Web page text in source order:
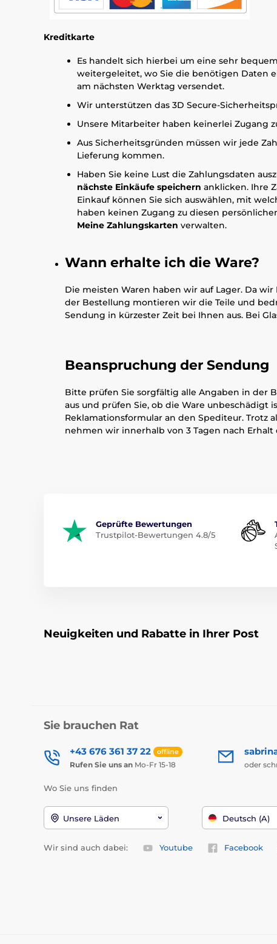
Kreditkarte
Es handelt sich hierbei um eine sehr
weitergeleitet, wo Sie die benötigen Daten
am nächsten Werktag versendet.
Wir unterstützen das 3D Secure-
Unsere Mitarbeiter haben keinerlei Zugang
Aus Sicherheitsgründen müssen wir jede
Lieferung kommen.
Haben Sie keine Lust die Zahlungsdaten
nächste Einkäufe speichern anklicken. Ihre
Einkauf können Sie sich auswählen, mit
haben keinen Zugang zu diesen
Meine Zahlungskarten verwalten.
Wann erhalte ich die Ware?
Die meisten Waren haben wir auf Lager. Da
der Bestellung montieren wir die Teile und
Sendung in kürzester Zeit bei Ihnen aus. Bei
Beanspruchung der Sendung
Bitte prüfen Sie sorgfältig alle Angaben in der
aus und prüfen Sie, ob die Ware unbeschädigt
Reklamationsformular an den Spediteur. Trotz
nehmen wir innerhalb von 3 Tagen nach
Geprüfte Bewertungen
Trustpilot-Bewertungen 4.8/5
Neuigkeiten und Rabatte in Ihrer Post
Sie brauchen Rat
+43 676 361 37 22 offline
Rufen Sie uns an Mo-Fr 15-18 oder
Wo Sie uns finden
Unsere Läden Deutsch (A)
Wir sind auch dabei: Youtube Facebook